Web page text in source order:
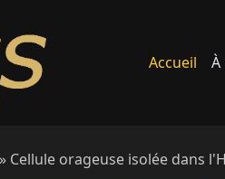
Accueil
» Cellule orageuse isolée dans